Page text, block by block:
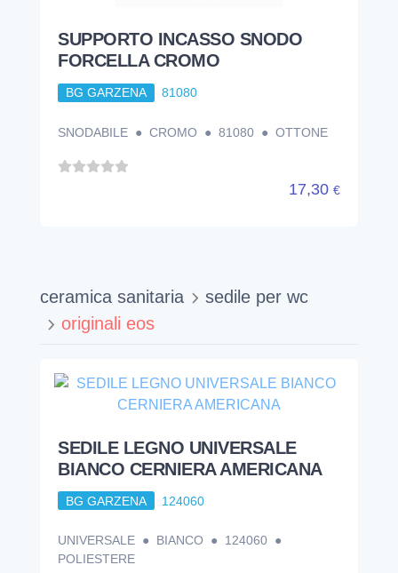
SUPPORTO INCASSO SNODO
FORCELLA CROMO
BG GARZENA 81080
SNODABILE ● CROMO ● 81080 ● OTTONE
17,30 €
ceramica sanitaria
sedile per wc
originali eos
SEDILE LEGNO UNIVERSALE
BIANCO CERNIERA AMERICANA
BG GARZENA 124060
UNIVERSALE ● BIANCO ● 124060 ●
POLIESTERE